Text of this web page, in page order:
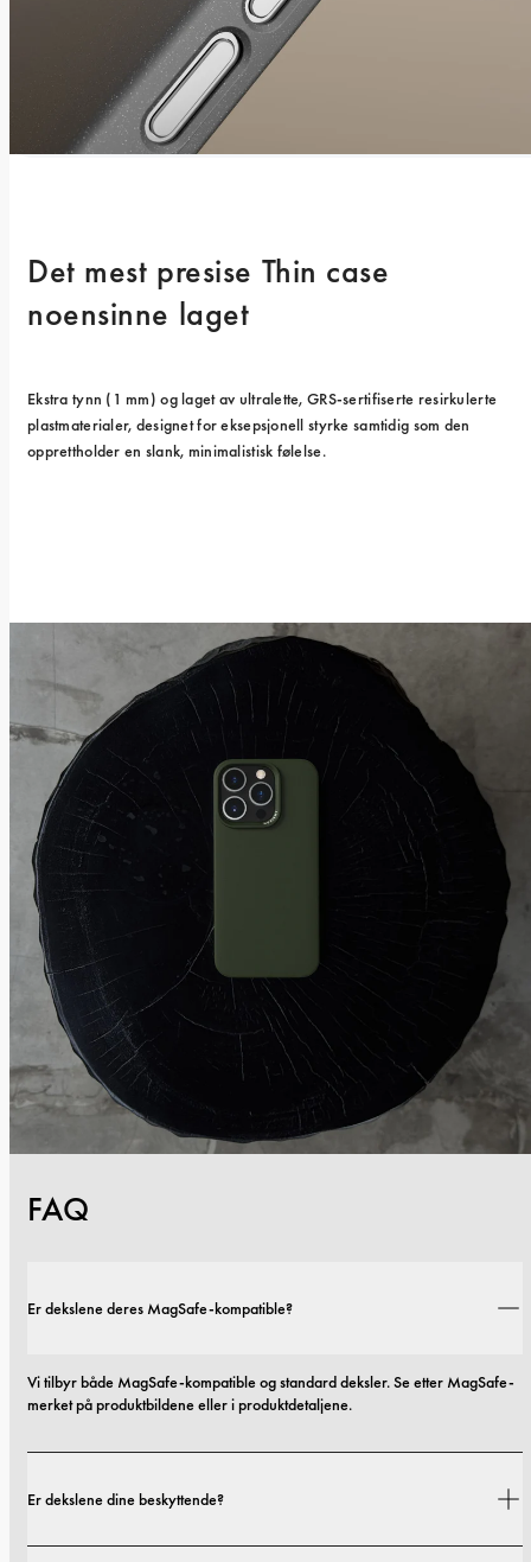
Det mest presise Thin case
noensinne laget
Ekstra tynn (1 mm) og laget av ultralette, GRS-sertifiserte resirkulerte
plastmaterialer, designet for eksepsjonell styrke samtidig som den
opprettholder en slank, minimalistisk følelse.
FAQ
Er dekslene deres MagSafe-kompatible?
Vi tilbyr både MagSafe-kompatible og standard deksler. Se etter MagSafe-
merket på produktbildene eller i produktdetaljene.
Er dekslene dine beskyttende?